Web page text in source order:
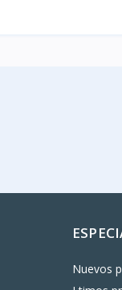
Nuevos